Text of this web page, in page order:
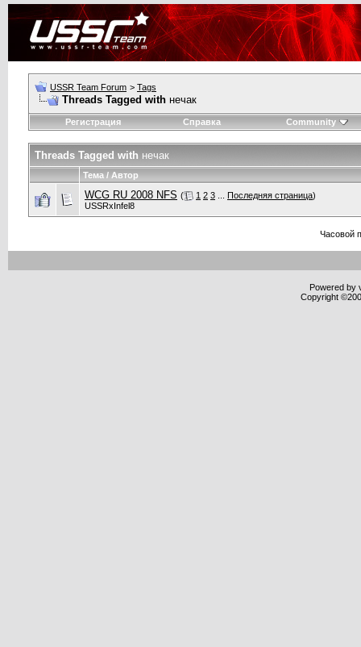
USSR Team Forum > Tags
Threads Tagged with нечак
Регистрация Справка Community
Threads Tagged with нечак
Тема / Автор
WCG RU 2008 NFS ( 1 2 3 Последняя страница)
USSRxInfel8
Часовой
Powered by
Copyright